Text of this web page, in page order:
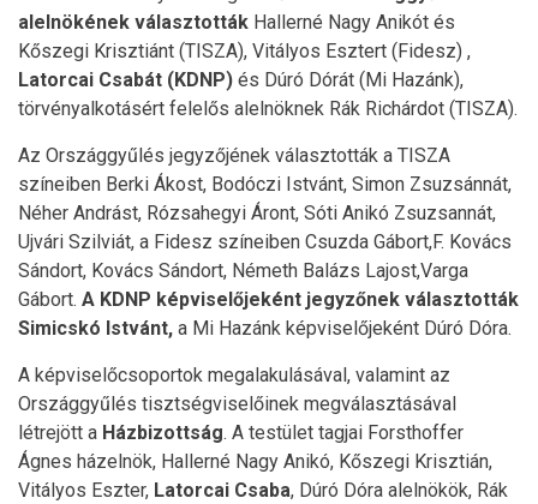
alelnökének választották Hallerné Nagy Anikót és
Kőszegi Krisztiánt (TISZA), Vitályos Esztert (Fidesz) ,
Latorcai Csabát (KDNP) és Dúró Dórát (Mi Hazánk),
törvényalkotásért felelős alelnöknek Rák Richárdot (TISZA).
Az Országgyűlés jegyzőjének választották a TISZA
színeiben Berki Ákost, Bodóczi Istvánt, Simon Zsuzsánnát,
Néher Andrást, Rózsahegyi Áront, Sóti Anikó Zsuzsannát,
Ujvári Szilviát, a Fidesz színeiben Csuzda Gábort,F. Kovács
Sándort, Kovács Sándort, Németh Balázs Lajost,Varga
Gábort. A KDNP képviselőjeként jegyzőnek választották
Simicskó Istvánt, a Mi Hazánk képviselőjeként Dúró Dóra.
A képviselőcsoportok megalakulásával, valamint az
Országgyűlés tisztségviselőinek megválasztásával
létrejött a Házbizottság. A testület tagjai Forsthoffer
Ágnes házelnök, Hallerné Nagy Anikó, Kőszegi Krisztián,
Vitályos Eszter, Latorcai Csaba, Dúró Dóra alelnökök, Rák